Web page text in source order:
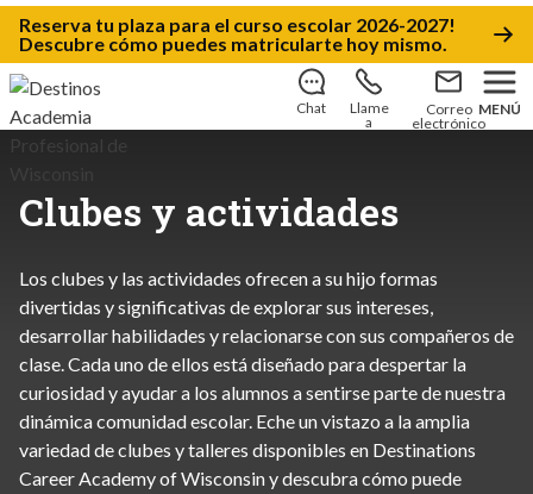
Reserva tu plaza para el curso escolar 2026-2027!
Descubre cómo puedes matricularte hoy mismo.
Chat
Llame
a
Correo
electrónico
MENÚ
Clubes y actividades
Los clubes y las actividades ofrecen a su hijo formas
divertidas y significativas de explorar sus intereses,
desarrollar habilidades y relacionarse con sus compañeros de
clase. Cada uno de ellos está diseñado para despertar la
curiosidad y ayudar a los alumnos a sentirse parte de nuestra
dinámica comunidad escolar. Eche un vistazo a la amplia
variedad de clubes y talleres disponibles en Destinations
Career Academy of Wisconsin y descubra cómo puede